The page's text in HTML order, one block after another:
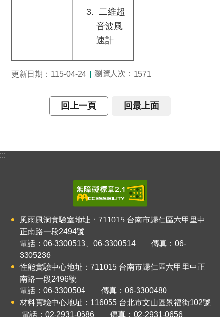
二維超
音波風
速計
更新日期：115-04-24 瀏覽人次： 1571
回上一頁 回最上面
:::
風雨風洞實驗室地址：711015 台南市歸仁區六甲里中
正南路一段2494號
電話：06-3300513、06-3300514 傳真：06-
3305236
性能實驗中心地址：711015 台南市歸仁區六甲里中正
南路一段2496號
電話：06-3300504 傳真：06-3300480
材料實驗中心地址：116055 台北市文山區景福街102號
電話：02-2931-0686 傳真：02-2931-0656